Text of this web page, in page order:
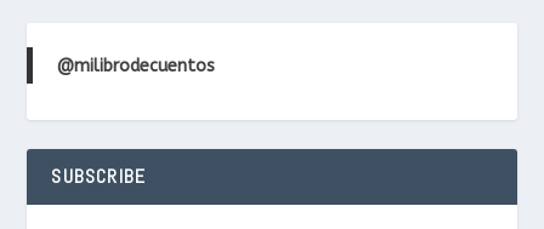
@milibrodecuentos
SUBSCRIBE